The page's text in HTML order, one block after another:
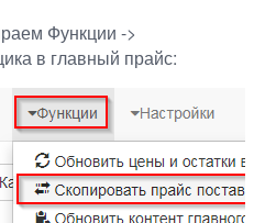
Функции ->
в главный прайс: